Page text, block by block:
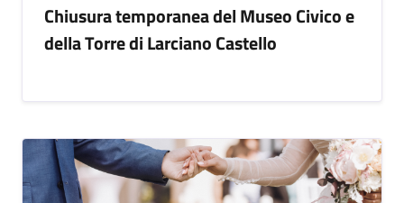
Chiusura temporanea del Museo Civico e
della Torre di Larciano Castello